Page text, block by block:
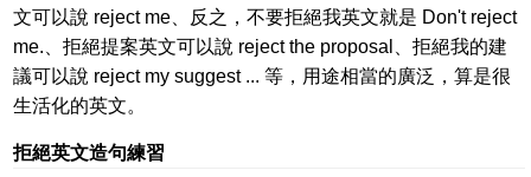
文可以說 reject me、反之，不要拒絕我英文就是 Don't reject
me.、拒絕提案英文可以說 reject the proposal、拒絕我的建
議可以說 reject my suggest ... 等，用途相當的廣泛，算是很
生活化的英文。
拒絕英文造句練習